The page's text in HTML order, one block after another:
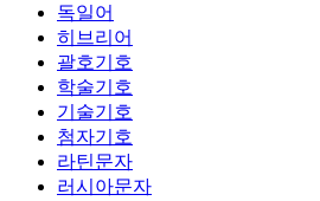
독일어
히브리어
괄호기호
학술기호
기술기호
첨자기호
라틴문자
러시아문자